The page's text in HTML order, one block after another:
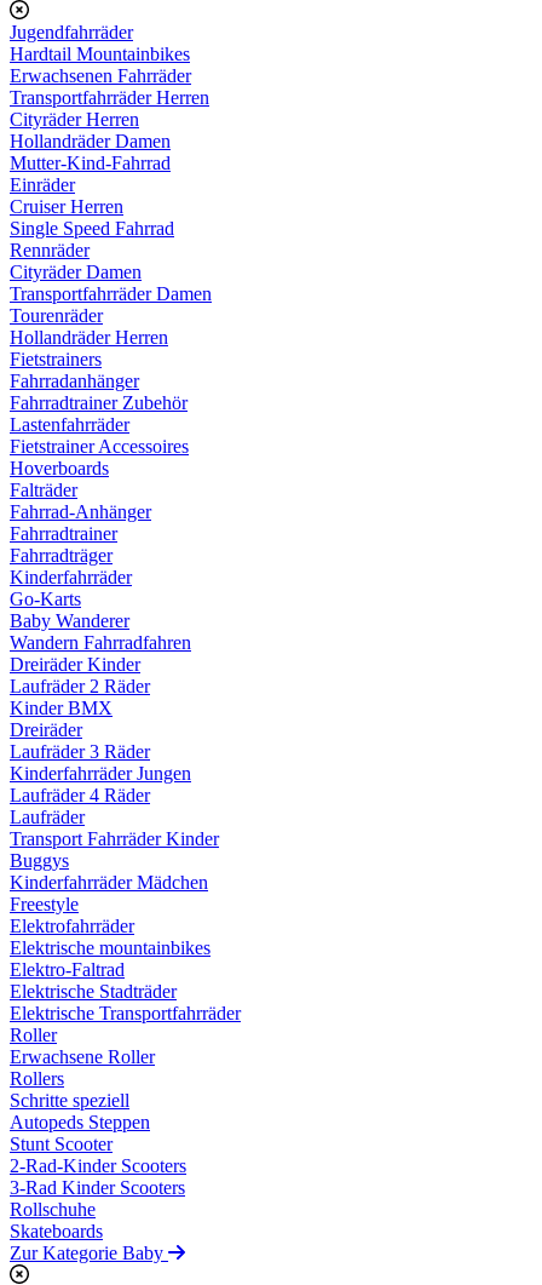
Jugendfahrräder
Hardtail Mountainbikes
Erwachsenen Fahrräder
Transportfahrräder Herren
Cityräder Herren
Hollandräder Damen
Mutter-Kind-Fahrrad
Einräder
Cruiser Herren
Single Speed Fahrrad
Rennräder
Cityräder Damen
Transportfahrräder Damen
Tourenräder
Hollandräder Herren
Fietstrainers
Fahrradanhänger
Fahrradtrainer Zubehör
Lastenfahrräder
Fietstrainer Accessoires
Hoverboards
Falträder
Fahrrad-Anhänger
Fahrradtrainer
Fahrradträger
Kinderfahrräder
Go-Karts
Baby Wanderer
Wandern Fahrradfahren
Dreiräder Kinder
Laufräder 2 Räder
Kinder BMX
Dreiräder
Laufräder 3 Räder
Kinderfahrräder Jungen
Laufräder 4 Räder
Laufräder
Transport Fahrräder Kinder
Buggys
Kinderfahrräder Mädchen
Freestyle
Elektrofahrräder
Elektrische mountainbikes
Elektro-Faltrad
Elektrische Stadträder
Elektrische Transportfahrräder
Roller
Erwachsene Roller
Rollers
Schritte speziell
Autopeds Steppen
Stunt Scooter
2-Rad-Kinder Scooters
3-Rad Kinder Scooters
Rollschuhe
Skateboards
Zur Kategorie Baby